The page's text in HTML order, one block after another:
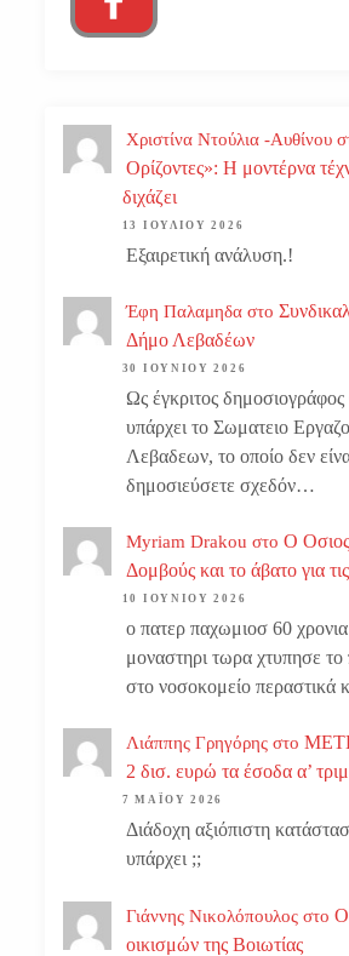
Χριστίνα Ντούλια -Αυθίνου
Ορίζοντες»: Η μοντέρνα
διχάζει
13 ΙΟΥΛΊΟΥ 2026
Εξαιρετική ανάλυση.!
Έφη Παλαμηδα στο
Δήμο Λεβαδέων
30 ΙΟΥΝΊΟΥ 2026
Ως έγκριτος
υπάρχει το Σωματειο
Λεβαδεων, το οποίο δεν
δημοσιεύσετε σχεδόν…
Myriam Drakou στο Ο
Δομβούς και το άβατο για
10 ΙΟΥΝΊΟΥ 2026
ο πατερ παχωμιοσ 60 χρονια
μοναστηρι τωρα χτυπησε το
στο νοσοκομείο περαστικά
Λιάππης Γρηγόρης στο
2 δισ. ευρώ τα έσοδα α’
7 ΜΑΪ́ΟΥ 2026
Διάδοχη αξιόπιστη
υπάρχει ;;
Γιάννης Νικολόπουλος στο
οικισμών της Βοιωτίας